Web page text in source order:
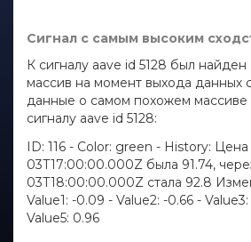
Сигнал с самым высоким
К сигналу aave id 5128 был
массив на момент выхода данных
данные о самом похожем
сигналу aave id 5128:
ID: 116 - Color: green - History: Цена
03T17:00:00.000Z была 91.74,
03T18:00:00.000Z стала 92.8
Value1: -0.09 - Value2: -0.66 - Value3:
Value5: 0.96